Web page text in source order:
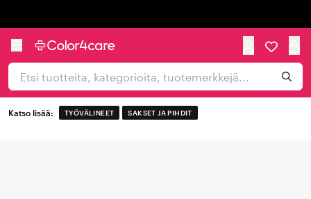
Katso lisää: TYÖVÄLINEET SAKSET JA PIHDIT